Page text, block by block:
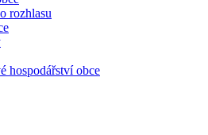
rozhlasu
hospodářství obce